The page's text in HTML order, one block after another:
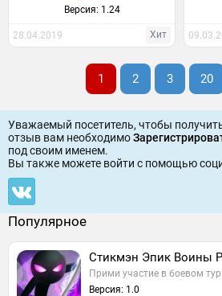
Версия: 1.24
28.04.2019 Хит
1 2 3 20
Уважаемый посетитель, чтобы
отзыв вам необходимо
под своим именем.
Вы также можете войти c помощью
Популярное
Стикмэн Эпик Воины
Прими участие в боевом
Версия: 1.0